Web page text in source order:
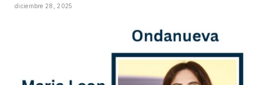
diciembre 28, 2025